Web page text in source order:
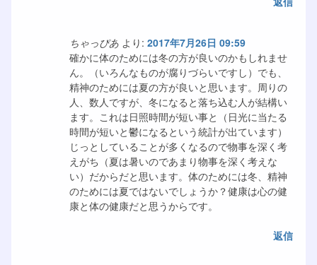
ちゃっぴあ より: 2017年7月26日 09:59
確かに体のためには冬の方が良いのかもしれませ
ん。（いろんなものが腐りづらいですし）でも、
精神のためには夏の方が良いと思います。周りの
人、数人ですが、冬になると落ち込む人が結構い
ます。これは日照時間が短い事と（日光に当たる
時間が短いと鬱になるという統計が出ています）
じっとしていることが多くなるので物事を深く考
えがち（夏は暑いのであまり物事を深く考えな
い）だからだと思います。体のためには冬、精神
のためには夏ではないでしょうか？健康は心の健
康と体の健康だと思うからです。
返信